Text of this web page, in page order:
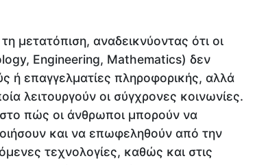
μετατόπιση, αναδεικνύοντας ότι οι
Engineering, Mathematics) δεν
ή επαγγελματίες πληροφορικής, αλλά
λειτουργούν οι σύγχρονες κοινωνίες.
πώς οι άνθρωποι μπορούν να
και να επωφεληθούν από την
τεχνολογίες, καθώς και στις